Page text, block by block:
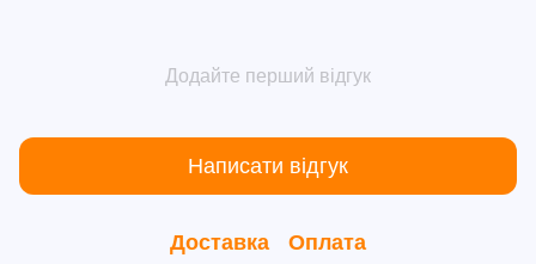
Додайте перший відгук
Написати відгук
Доставка Оплата